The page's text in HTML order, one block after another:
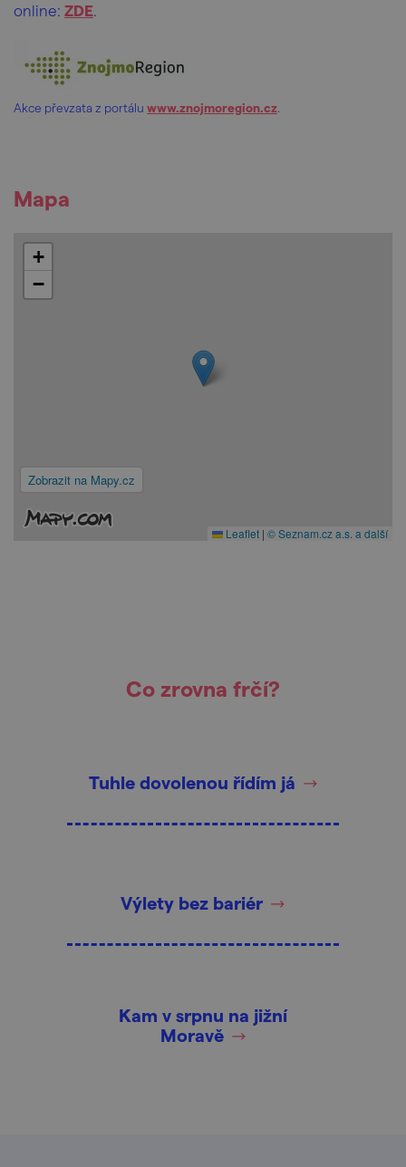
online: ZDE.
Akce převzata z portálu www.znojmoregion.cz
Mapa
Zobrazit na Mapy.cz
+
−
Leaflet | © Seznam.cz a.s. a další
Co zrovna frčí?
Tuhle dovolenou řídím já
Výlety bez bariér
Kam v srpnu na jižní
Moravě